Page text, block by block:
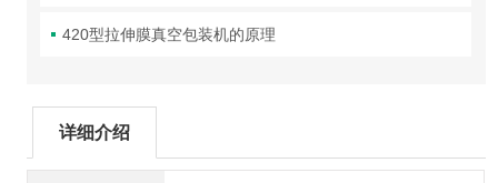
420型拉伸膜真空包装机的原理
详细介绍